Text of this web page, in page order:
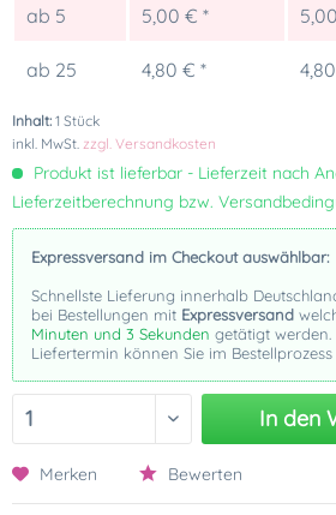
ab 5 5,00 € *
ab 25 4,80 € *
Inhalt: 1 Stück
inkl. MwSt. zzgl. Versandkosten
Produkt ist lieferbar - Lieferzeit nach
Lieferzeitberechnung bzw.
Expressversand im Checkout auswählbar:
Schnellste Lieferung innerhalb
bei Bestellungen mit Expressversand
Minuten und 3 Sekunden getätigt werden.
Liefertermin können Sie im Bestellprozess
In den
Merken Bewerten